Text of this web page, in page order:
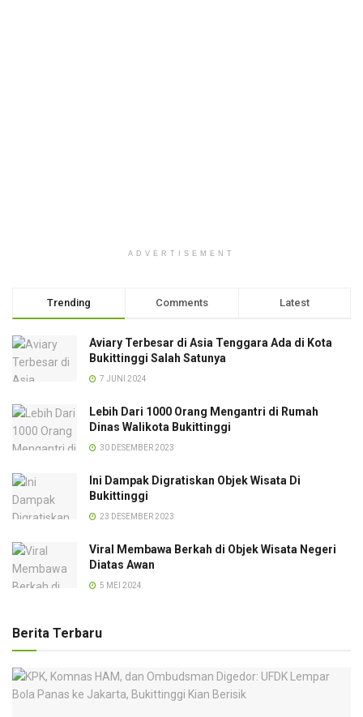
ADVERTISEMENT
Trending Comments Latest
Aviary Terbesar di Asia Tenggara Ada di Kota
Bukittinggi Salah Satunya
7 JUNI 2024
Lebih Dari 1000 Orang Mengantri di Rumah
Dinas Walikota Bukittinggi
30 DESEMBER 2023
Ini Dampak Digratiskan Objek Wisata Di
Bukittinggi
23 DESEMBER 2023
Viral Membawa Berkah di Objek Wisata Negeri
Diatas Awan
5 MEI 2024
Berita Terbaru